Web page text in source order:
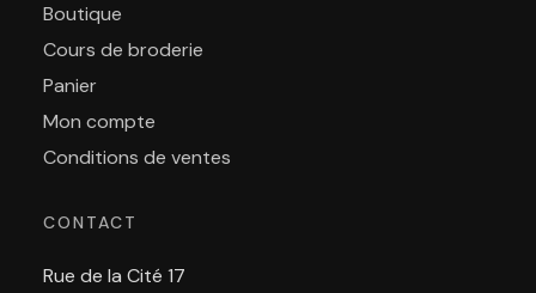
Boutique
Cours de broderie
Panier
Mon compte
Conditions de ventes
CONTACT
Rue de la Cité 17